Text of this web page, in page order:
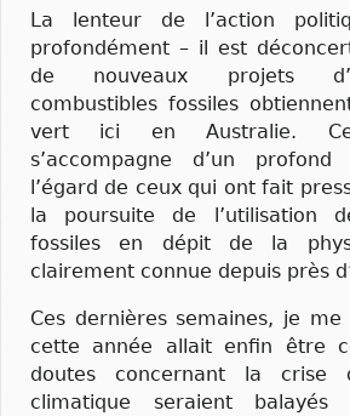
La lenteur de l’action
profondément – il est
de nouveaux projets
combustibles fossiles
vert ici en Australie.
s’accompagne d’un
l’égard de ceux qui ont fait
la poursuite de l’utilisation
fossiles en dépit de la
clairement connue depuis près
Ces dernières semaines, je me
cette année allait enfin être
doutes concernant la crise
climatique seraient